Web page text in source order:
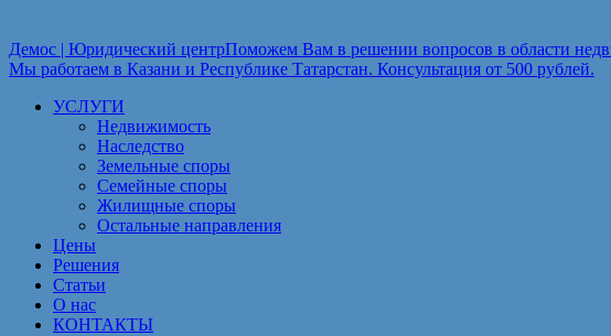
Демос | Юридический центрПоможем Вам в решении вопросов в области
Мы работаем в Казани и Республике Татарстан. Консультация от 500 рублей.
УСЛУГИ
Недвижимость
Наследство
Земельные споры
Семейные споры
Жилищные споры
Остальные направления
Цены
Решения
Статьи
О нас
КОНТАКТЫ